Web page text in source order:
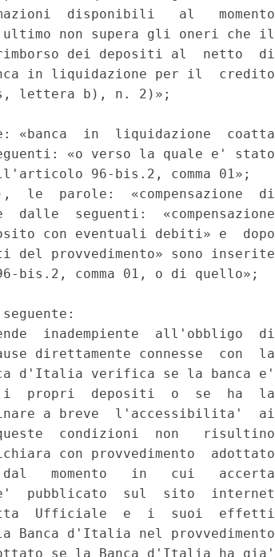
disponibili   al   momento
non supera gli oneri che il
dei depositi al  netto  di
in liquidazione per il  credito
lettera b), n. 2)»;
«banca  in  liquidazione  coatta
«o verso la quale e' stato
96-bis.2, comma 01»;
le  parole:  «compensazione  di
seguenti:  «compensazione
con eventuali debiti» e  dopo
provvedimento» sono inserite
comma 01, o di quello»;
inadempiente  all'obbligo  di
direttamente connesse  con  la
d'Italia verifica se la banca e'
i  propri  depositi  o  se  ha  la
a breve  l'accessibilita'  ai
condizioni  non   risultino
con provvedimento  adottato
momento   in   cui   accerta
e'  pubblicato  sul  sito  internet
Ufficiale  e  i  suoi  effetti
Banca d'Italia nel provvedimento
se la Banca d'Italia ha gia'